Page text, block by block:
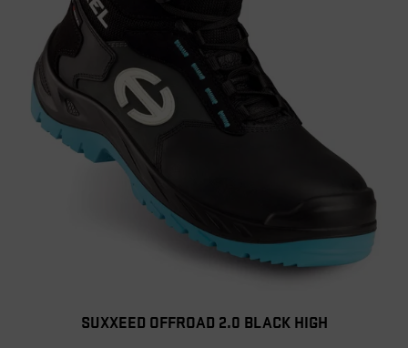
SUXXEED OFFROAD 2.0 BLACK HIGH